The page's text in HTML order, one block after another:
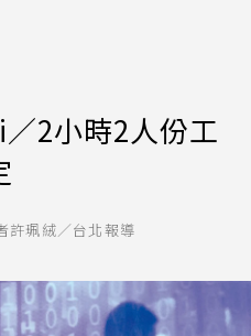
2小時2人份工
許珮絨／台北報導